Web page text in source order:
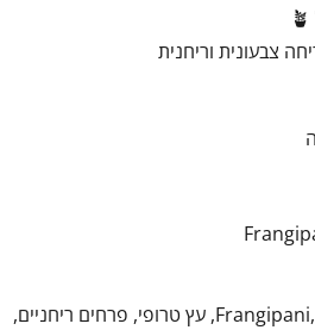
צבעונית וריחנית
פלומריה, פיטנה, Frangipani, Plumeria, עץ טרופי, פרחים ריחניים,